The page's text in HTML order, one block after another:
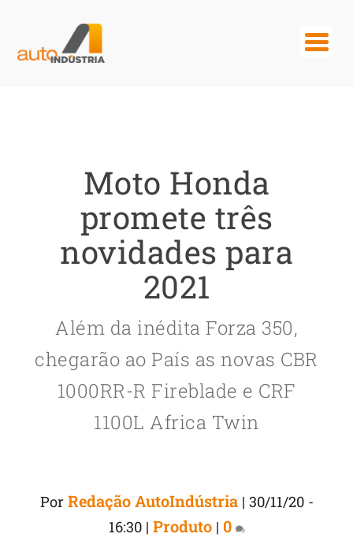
Moto Honda
promete três
novidades para
2021
Além da inédita Forza 350,
chegarão ao País as novas CBR
1000RR-R Fireblade e CRF
1100L Africa Twin
Por Redação AutoIndústria| 30/11/20 -
16:30| Produto| 0